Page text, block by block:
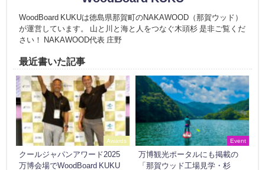
WoodBoard KUKUは徳島県那賀町のNAKAWOOD（那賀ウッド）
が運営しています。 山と川と海と人をつなぐ木頭杉 是非ご覧くだ
さい！ NAKAWOOD代表 庄野
最近書いた記事
Awards
クールジャパンアワード2025
万博会場でWoodBoard KUKU
Event
万博観光ポータルにも掲載の
「那賀ウッド工場見学・杉